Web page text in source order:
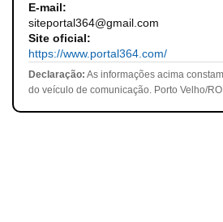
E-mail:
siteportal364@gmail.com
Site oficial:
https://www.portal364.com/
Declaração: As informações acima
do veículo de comunicação. Porto Velho/